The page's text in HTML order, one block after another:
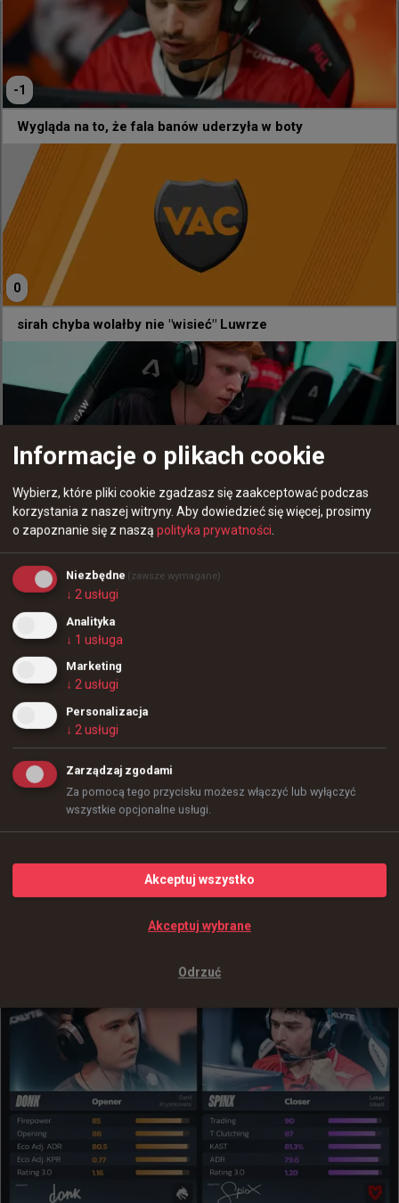
@ NadesOutHere
Zestaw granatów na A na Mirage'u, który musisz znać
1
0
blastbounty TombStone
Najlepsza "5" BLAST Bounty wg HLTV
-1
Wygląda na to, że fala banów uderzyła w boty
0
sirah chyba wolałby nie "wisieć" Luwrze
0
Informacje o plikach cookie
Wybierz, które pliki cookie zgadzasz się zaakceptować podczas
korzystania z naszej witryny. Aby dowiedzieć się więcej, prosimy
o zapoznanie się z naszą polityka prywatności.
Niezbędne (zawsze wymagane)
↓ 2usługi
Analityka
↓ 1 usługa
Marketing
↓ 2usługi
Personalizacja
↓ 2usługi
Zarządzaj zgodami
Za pomocą tego przycisku możesz włączyć lub wyłączyć
wszystkie opcjonalne usługi.
Odrzuć
Akceptuj wybrane
Akceptuj wszystko